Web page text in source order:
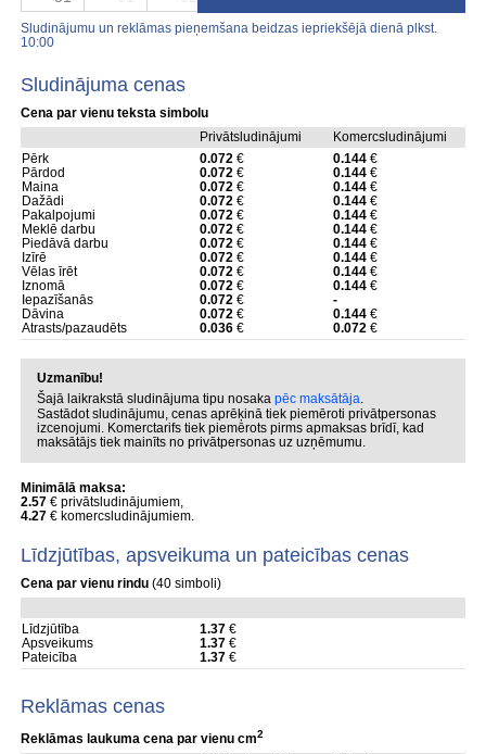
Sludinājumu un reklāmas pieņemšana beidzas iepriekšējā dienā plkst.
10:00
Sludinājuma cenas
Cena par vienu teksta simbolu
Privātsludinājumi
Komercsludinājumi
Pērk
0.072€ 0.144€
Pārdod
0.072€ 0.144€
Maina
0.072€ 0.144€
Dažādi
0.072€ 0.144€
Pakalpojumi
0.072€ 0.144€
Meklē darbu
0.072€ 0.144€
Piedāvā darbu
0.072€ 0.144€
Izīrē
0.072€ 0.144€
Vēlas īrēt
0.072€ 0.144€
Iznomā
0.072€ 0.144€
Iepazīšanās
0.072€
-
Dāvina
0.072€ 0.144€
Atrasts/pazaudēts
0.036€ 0.072€
Uzmanību!
Šajā laikrakstā sludinājuma tipu nosaka pēc maksātāja.
Sastādot sludinājumu, cenas aprēķinā tiek piemēroti privātpersonas
izcenojumi. Komerctarifs tiek piemērots pirms apmaksas brīdī, kad
maksātājs tiek mainīts no privātpersonas uz uzņēmumu.
Minimālā maksa:
2.57€ privātsludinājumiem,
4.27€ komercsludinājumiem.
Līdzjūtības, apsveikuma un pateicības cenas
Cena par vienu rindu (40 simboli)
Līdzjūtība 1.37€
Apsveikums
1.37€
Pateicība
1.37€
Reklāmas cenas
Reklāmas laukuma cena par vienu cm2